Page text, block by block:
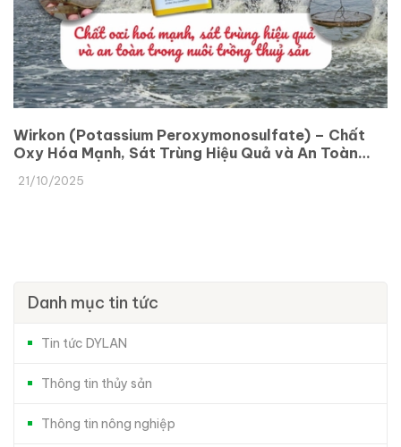
Wirkon (Potassium Peroxymonosulfate) – Chất
Oxy Hóa Mạnh, Sát Trùng Hiệu Quả và An Toàn
Trong Nuôi Thủy Sản
21/10/2025
Danh mục tin tức
Tin tức DYLAN
Thông tin thủy sản
Thông tin nông nghiệp